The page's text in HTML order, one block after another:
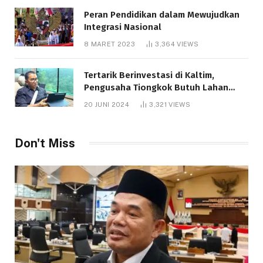
Peran Pendidikan dalam Mewujudkan
Integrasi Nasional
8 MARET 2023 3,364VIEWS
Tertarik Berinvestasi di Kaltim,
Pengusaha Tiongkok Butuh Lahan
1.000 Hektare
20 JUNI 2024 3,321VIEWS
Don't Miss